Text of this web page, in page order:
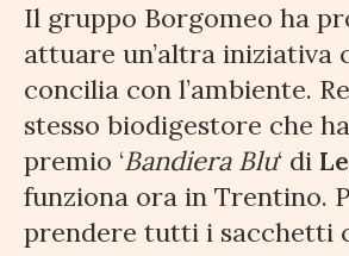
Il gruppo Borgomeo ha
attuare un’altra iniziativa
concilia con l’ambiente.
stesso biodigestore che
premio ‘Bandiera Blu‘ di
funziona ora in Trentino.
prendere tutti i sacchetti